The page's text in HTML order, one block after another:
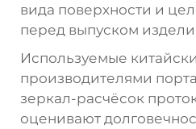
вида поверхности и
перед выпуском
Используемые
производителями
зеркал-расчёсок
оценивают